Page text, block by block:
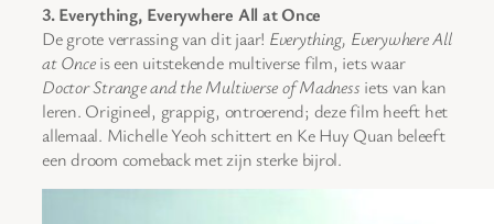
3. Everything, Everywhere All at Once
De grote verrassing van dit jaar! Everything, Everywhere All
at Onceis een uitstekende multiverse film, iets waar
Doctor Strange and the Multiverse of Madness iets van kan
leren. Origineel, grappig, ontroerend; deze film heeft het
allemaal. Michelle Yeoh schittert en Ke Huy Quan beleeft
een droom comeback met zijn sterke bijrol.